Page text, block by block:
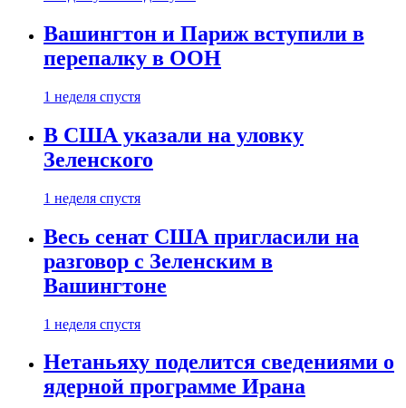
Вашингтон и Париж вступили в
перепалку в ООН
1 неделя спустя
В США указали на уловку
Зеленского
1 неделя спустя
Весь сенат США пригласили на
разговор с Зеленским в
Вашингтоне
1 неделя спустя
Нетаньяху поделится сведениями о
ядерной программе Ирана